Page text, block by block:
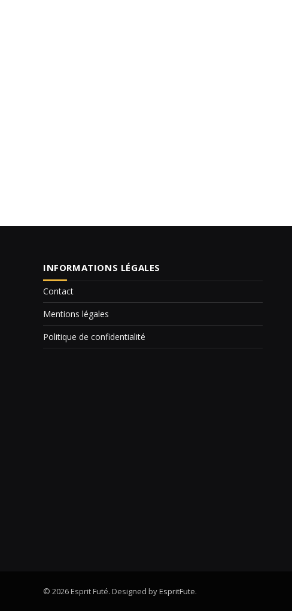
INFORMATIONS LÉGALES
Contact
Mentions légales
Politique de confidentialité
© 2026 Esprit Futé. Designed byEspritFute.